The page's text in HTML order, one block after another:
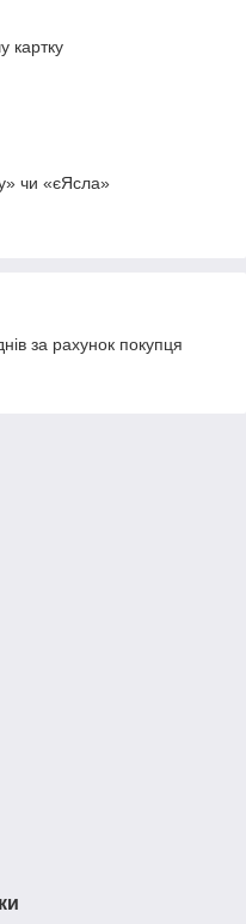
картку
чи «єЯсла»
за рахунок покупця